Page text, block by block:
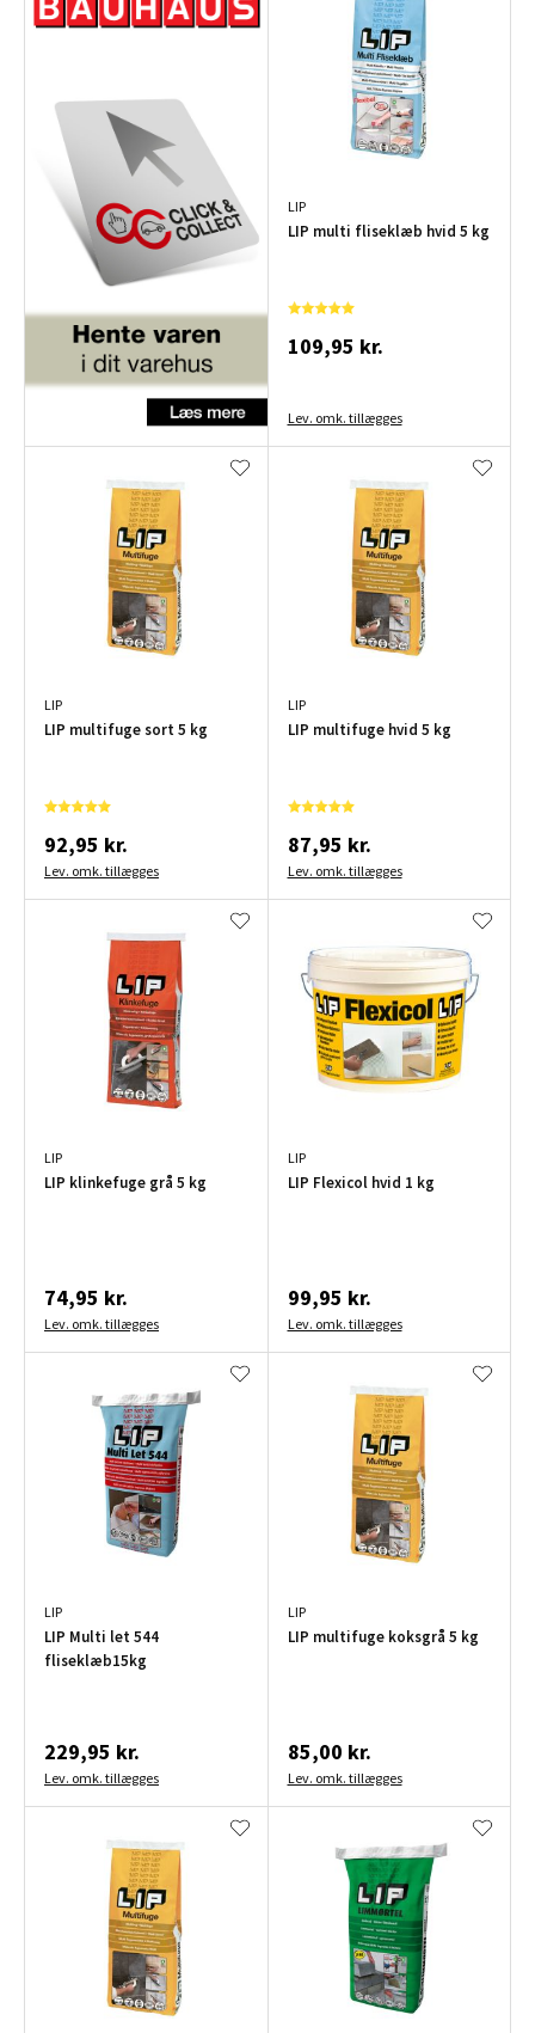
LIP
LIP multi fliseklæb hvid 5 kg
109,95 kr.
Lev. omk. tillægges
LIP
LIP multifuge sort 5 kg
92,95 kr.
Lev. omk. tillægges
LIP
LIP multifuge hvid 5 kg
87,95 kr.
Lev. omk. tillægges
LIP
LIP klinkefuge grå 5 kg
74,95 kr.
Lev. omk. tillægges
LIP
LIP Flexicol hvid 1 kg
99,95 kr.
Lev. omk. tillægges
LIP
LIP Multi let 544
fliseklæb15kg
229,95 kr.
Lev. omk. tillægges
LIP
LIP multifuge koksgrå 5 kg
85,00 kr.
Lev. omk. tillægges